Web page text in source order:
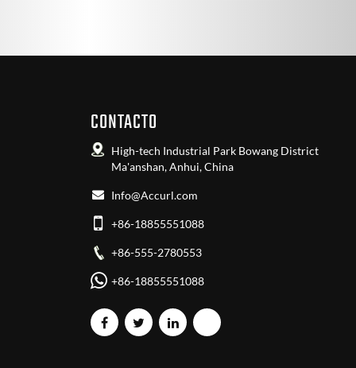
CONTACTO
High-tech Industrial Park Bowang District
Ma'anshan, Anhui, China
Info@Accurl.com
+86-18855551088
+86-555-2780553
+86-18855551088